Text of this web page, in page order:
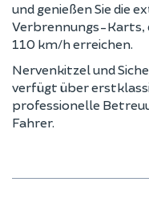
und genießen Sie die
Verbrennungs-Karts,
110 km/h erreichen.
Nervenkitzel und
verfügt über
professionelle
Fahrer.